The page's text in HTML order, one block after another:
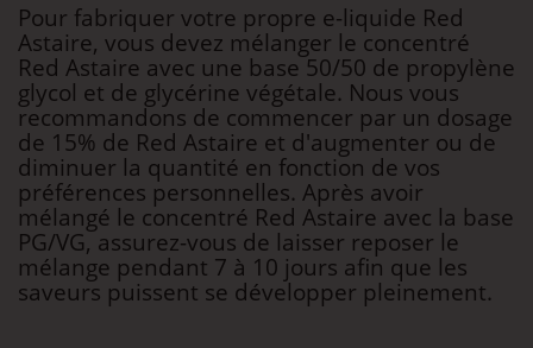
Pour fabriquer votre propre e-liquide Red
Astaire, vous devez mélanger le concentré
Red Astaire avec une base 50/50 de propylène
glycol et de glycérine végétale. Nous vous
recommandons de commencer par un dosage
de 15% de Red Astaire et d'augmenter ou de
diminuer la quantité en fonction de vos
préférences personnelles. Après avoir
mélangé le concentré Red Astaire avec la base
PG/VG, assurez-vous de laisser reposer le
mélange pendant 7 à 10 jours afin que les
saveurs puissent se développer pleinement.